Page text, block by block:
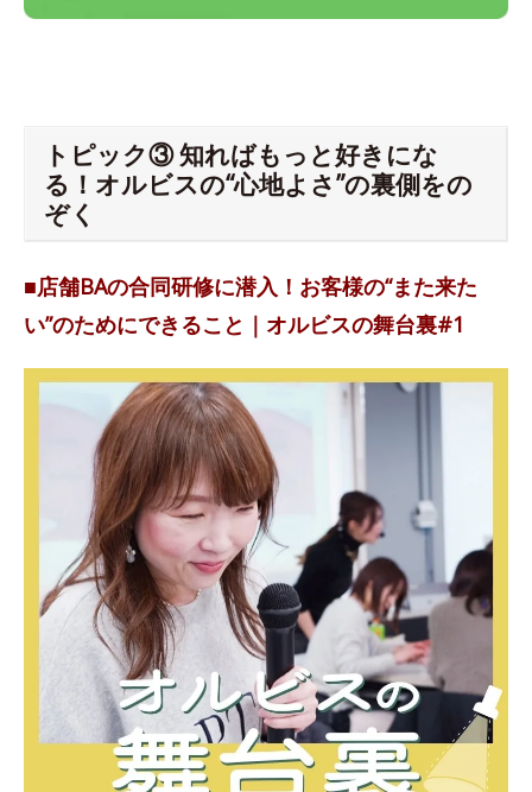
トピック③ 知ればもっと好きにな
る！オルビスの“心地よさ”の裏側をの
ぞく
■店舗BAの合同研修に潜入！お客様の“また来た
い”のためにできること｜オルビスの舞台裏#1